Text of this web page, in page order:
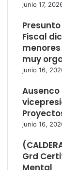
junio 17,
Fiscal
muy
junio 16,
junio 16,
Grd
Mental